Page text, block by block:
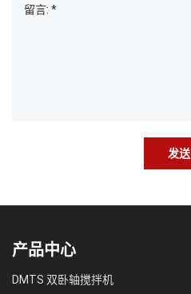
发送
产品中心
DMTS 双卧轴搅拌机